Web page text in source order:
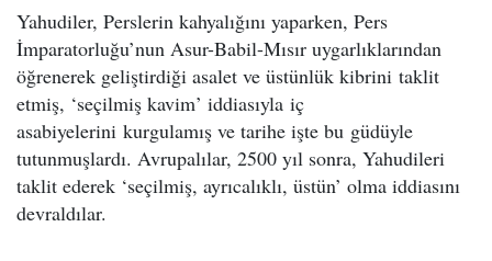
Yahudiler, Perslerin kahyalığını yaparken, Pers
İmparatorluğu’nun Asur-Babil-Mısır uygarlıklarından
öğrenerek geliştirdiği asalet ve üstünlük kibrini taklit
etmiş, ‘seçilmiş kavim’ iddiasıyla iç
asabiyelerini kurgulamış ve tarihe işte bu güdüyle
tutunmuşlardı. Avrupalılar, 2500 yıl sonra, Yahudileri
taklit ederek ‘seçilmiş, ayrıcalıklı, üstün’ olma iddiasını
devraldılar.